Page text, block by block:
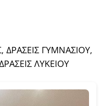
, ΔΡΑΣΕΙΣ ΓΥΜΝΑΣΙΟΥ,
ΛΥΚΕΙΟΥ